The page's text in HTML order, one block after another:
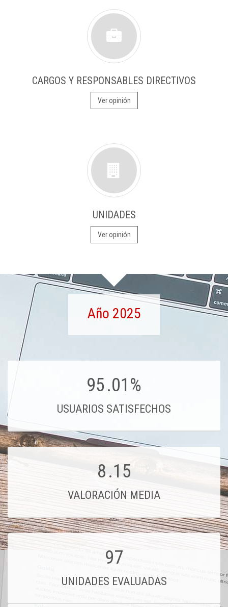
CARGOS Y RESPONSABLES DIRECTIVOS
Ver opinión
UNIDADES
Ver opinión
Año 2025
95.01%
USUARIOS SATISFECHOS
8.15
VALORACIÓN MEDIA
97
UNIDADES EVALUADAS